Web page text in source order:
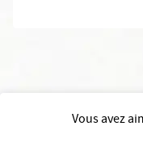
Vous avez